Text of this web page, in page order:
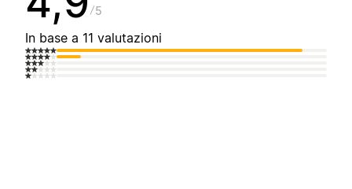
5
In base a 11 valutazioni